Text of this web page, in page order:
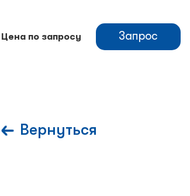
Цена по запросу Запрос
Вернуться